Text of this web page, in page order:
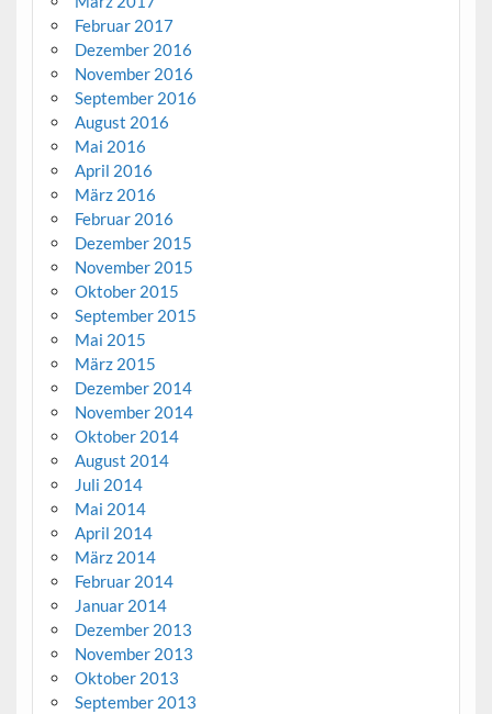
Februar 2017
Dezember 2016
November 2016
September 2016
August 2016
Mai 2016
April 2016
März 2016
Februar 2016
Dezember 2015
November 2015
Oktober 2015
September 2015
Mai 2015
März 2015
Dezember 2014
November 2014
Oktober 2014
August 2014
Juli 2014
Mai 2014
April 2014
März 2014
Februar 2014
Januar 2014
Dezember 2013
November 2013
Oktober 2013
September 2013